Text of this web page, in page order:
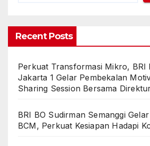
Recent Posts
Perkuat Transformasi Mikro, BRI
Jakarta 1 Gelar Pembekalan
Sharing Session Bersama
BRI BO Sudirman Semanggi
BCM, Perkuat Kesiapan Hadapi